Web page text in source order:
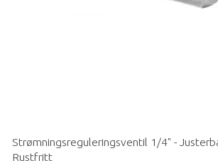
Strømningsreguleringsventil 1/4" -
Rustfritt